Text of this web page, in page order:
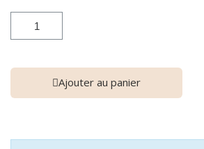
Ajouter au panier